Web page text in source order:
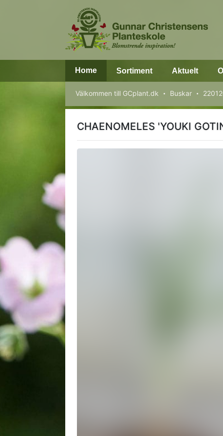
Home Sortiment Aktuelt
Välkommen till GCplant.dk Buskar
CHAENOMELES 'YOUKI